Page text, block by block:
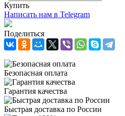
Купить
Написать нам в Telegram
Поделиться
Безопасная оплата
Гарантия качества
Быстрая доставка по России